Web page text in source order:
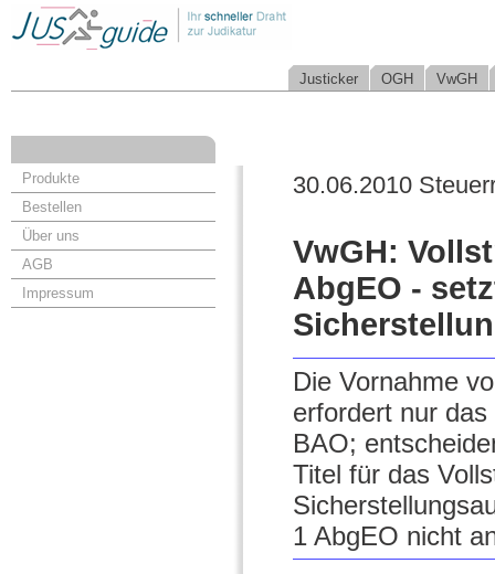
Justicker OGH VwGH
Produkte
Bestellen
Über uns
AGB
Impressum
30.06.2010
VwGH:
AbgEO -
Die Vornahme
erfordert nur
BAO;
Titel für das
1 AbgEO nicht